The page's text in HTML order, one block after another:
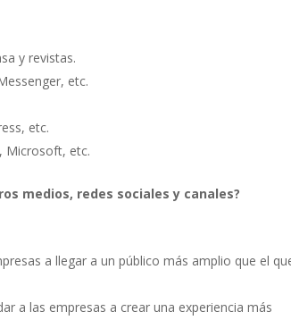
y revistas.
etc.
etc.
Microsoft, etc.
medios, redes sociales y canales?
a llegar a un público más amplio que el
a las empresas a crear una experiencia más